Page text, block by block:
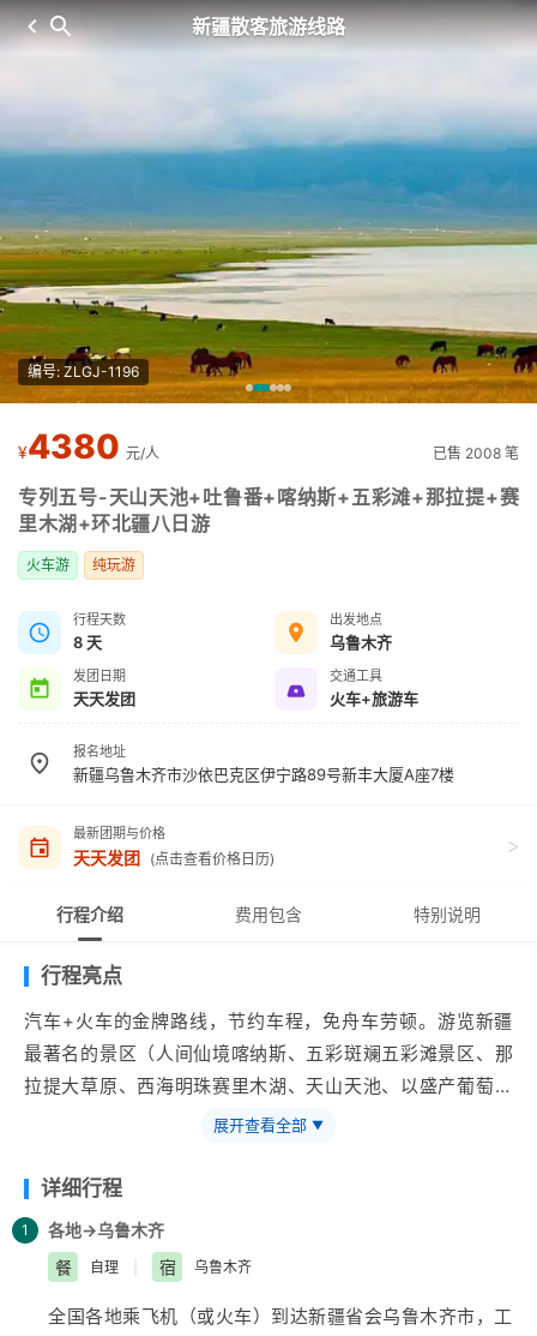
新疆散客旅游线路
编号: ZLGJ-1196
¥4380 元/人 已售 2008 笔
专列五号-天山天池+吐鲁番+喀纳斯+五彩滩+那拉提+赛
里木湖+环北疆八日游
火车游 纯玩游
行程天数
8 天
出发地点
乌鲁木齐
发团日期
天天发团
交通工具
火车+旅游车
报名地址
新疆乌鲁木齐市沙依巴克区伊宁路89号新丰大厦A座7楼
最新团期与价格
天天发团 (点击查看价格日历)
>
行程介绍 费用包含 特别说明
行程亮点
汽车+火车的金牌路线，节约车程，免舟车劳顿。游览新疆
最著名的景区（人间仙境喀纳斯、五彩斑斓五彩滩景区、那
拉提大草原、西海明珠赛里木湖、天山天池、以盛产葡萄闻
展开查看全部 ▼
详细行程
1
各地→乌鲁木齐
餐
自理 宿 乌鲁木齐
全国各地乘飞机（或火车）到达新疆省会乌鲁木齐市，工